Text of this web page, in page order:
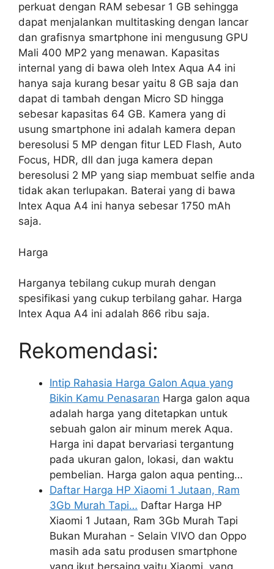
perkuat dengan RAM sebesar 1 GB sehingga
dapat menjalankan multitasking dengan lancar
dan grafisnya smartphone ini mengusung GPU
Mali 400 MP2 yang menawan. Kapasitas
internal yang di bawa oleh Intex Aqua A4 ini
hanya saja kurang besar yaitu 8 GB saja dan
dapat di tambah dengan Micro SD hingga
sebesar kapasitas 64 GB. Kamera yang di
usung smartphone ini adalah kamera depan
beresolusi 5 MP dengan fitur LED Flash, Auto
Focus, HDR, dll dan juga kamera depan
beresolusi 2 MP yang siap membuat selfie anda
tidak akan terlupakan. Baterai yang di bawa
Intex Aqua A4 ini hanya sebesar 1750 mAh
saja.
Harga
Harganya tebilang cukup murah dengan
spesifikasi yang cukup terbilang gahar. Harga
Intex Aqua A4 ini adalah 866 ribu saja.
Rekomendasi:
Intip Rahasia Harga Galon Aqua yang
Bikin Kamu Penasaran Harga galon aqua
adalah harga yang ditetapkan untuk
sebuah galon air minum merek Aqua.
Harga ini dapat bervariasi tergantung
pada ukuran galon, lokasi, dan waktu
pembelian. Harga galon aqua penting…
Daftar Harga HP Xiaomi 1 Jutaan, Ram
3Gb Murah Tapi… Daftar Harga HP
Xiaomi 1 Jutaan, Ram 3Gb Murah Tapi
Bukan Murahan - Selain VIVO dan Oppo
masih ada satu produsen smartphone
yang ikut bersaing yaitu Xiaomi, yang